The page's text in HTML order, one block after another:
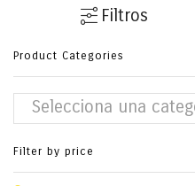
Filtros
Product Categories
Selecciona una
Filter by price